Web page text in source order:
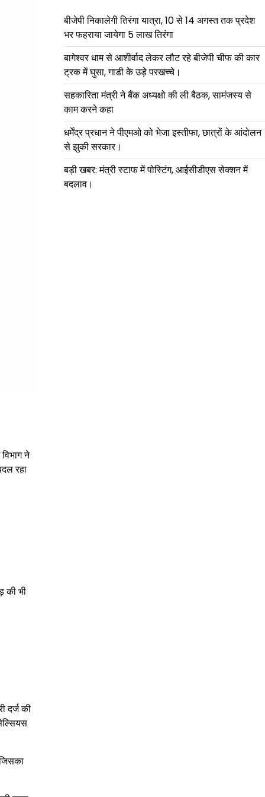
ने
रहा
की भी
दर्ज की
बीजेपी निकालेगी तिरंगा यात्रा, 10 से 14 अगस्त तक प्रदेश
भर फहराया जायेगा 5 लाख तिरंगा
बागेश्वर धाम से आशीर्वाद लेकर लौट रहे बीजेपी चीफ की कार
ट्रक में घुसा, गाडी के उड़े परखच्चे।
सहकारिता मंत्री ने बैंक अध्यक्षो की ली बैठक, सामंजस्य से
काम करने कहा
धर्मेंद्र प्रधान ने पीएमओ को भेजा इस्तीफा, छात्रों के आंदोलन
से झुकी सरकार।
बड़ी खबर: मंत्री स्टाफ में पोस्टिंग, आईसीडीएस सेक्शन में
बदलाव।